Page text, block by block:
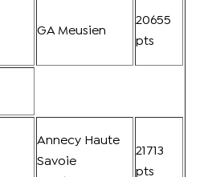
GA Meusien
20655
pts
Annecy Haute
Savoie
21713
pts